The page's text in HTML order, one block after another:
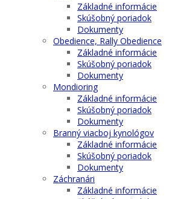
Základné informácie
Skúšobný poriadok
Dokumenty
Obedience, Rally Obedience
Základné informácie
Skúšobný poriadok
Dokumenty
Mondioring
Základné informácie
Skúšobný poriadok
Dokumenty
Branný viacboj kynológov
Základné informácie
Skúšobný poriadok
Dokumenty
Záchranári
Základné informácie